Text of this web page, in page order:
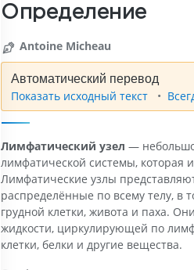
Определение
Antoine Micheau
Автоматический перевод
Показать исходный текст
Лимфатический узел —
лимфатической системы, которая
Лимфатические узлы
распределённые по всему телу,
грудной клетки, живота и паха.
жидкости, циркулирующей по
клетки, белки и другие вещества.